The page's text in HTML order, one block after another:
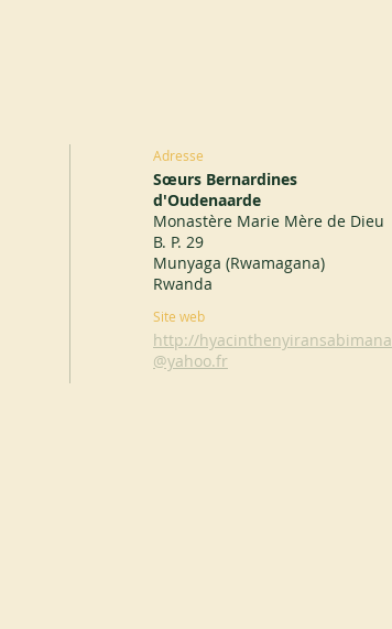
Adresse
Sœurs Bernardines
d'Oudenaarde
Monastère Marie Mère de Dieu
B. P. 29
Munyaga (Rwamagana)
Rwanda
Site web
http://hyacinthenyiransabimana
@yahoo.fr